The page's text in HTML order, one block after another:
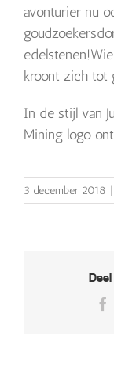
avonturier nu
edelstenen!
kroont zich tot
In de stijl van
Mining logo
3 december 2018 |